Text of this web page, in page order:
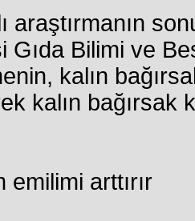
araştırmanın
Gıda Bilimi ve
kalın
kalın bağırsak
arttırır